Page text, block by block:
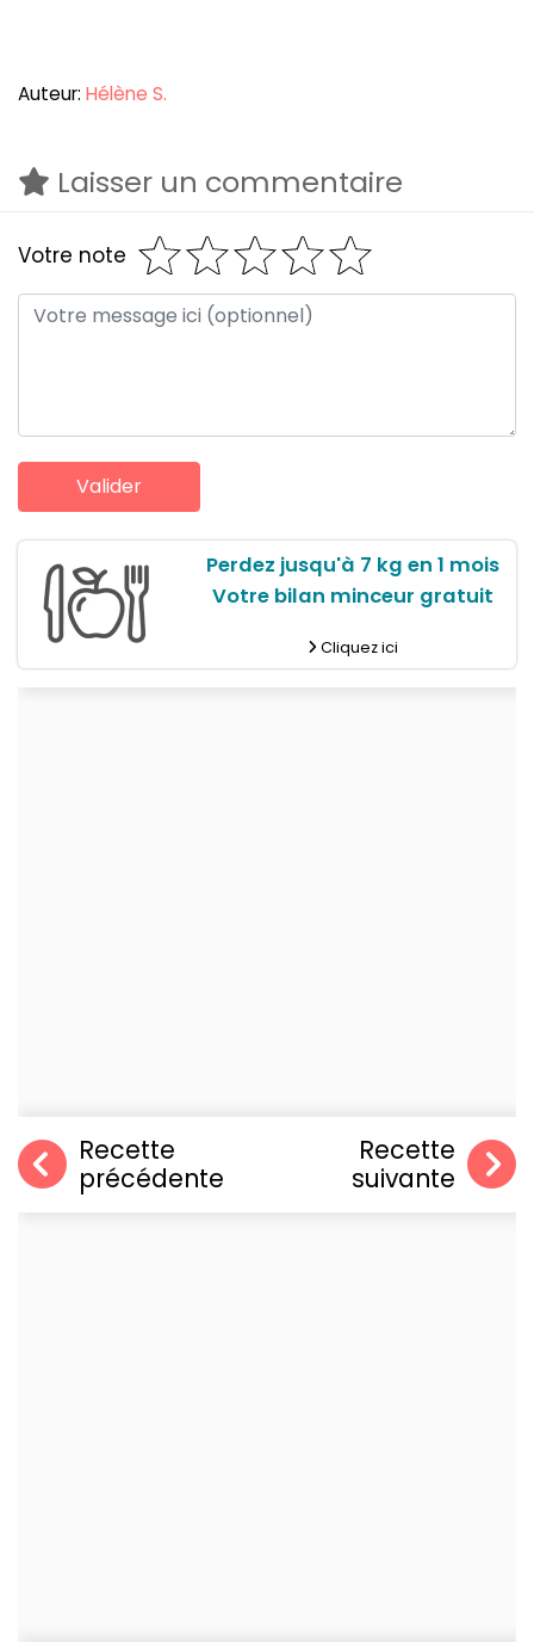
Auteur: Hélène S.
Laisser un commentaire
Votre note
Perdez jusqu'à 7 kg en 1 mois
Votre bilan minceur gratuit
Cliquez ici
Recette
précédente
Recette
suivante